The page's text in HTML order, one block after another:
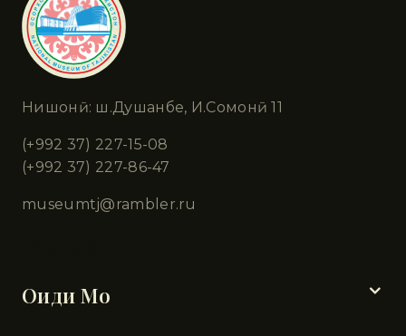
Нишонӣ: ш.Душанбе, И.Сомонӣ 11
(+992 37) 227-15-08
(+992 37) 227-86-47
museumtj@rambler.ru
Оиди Мо